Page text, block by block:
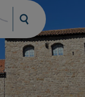
Moteur de